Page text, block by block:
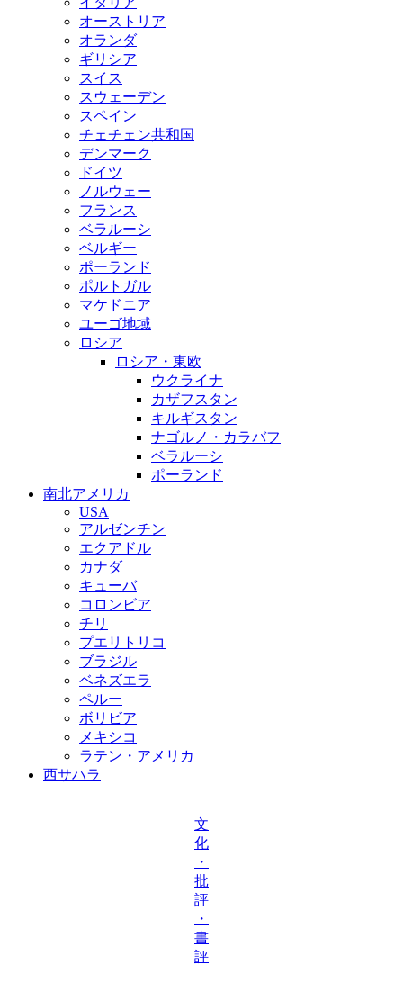
オーストリア
オランダ
ギリシア
スイス
スウェーデン
スペイン
チェチェン共和国
デンマーク
ドイツ
ノルウェー
フランス
ベラルーシ
ベルギー
ポーランド
ポルトガル
マケドニア
ユーゴ地域
ロシア
ロシア・東欧
ウクライナ
カザフスタン
キルギスタン
ナゴルノ・カラバフ
ベラルーシ
ポーランド
南北アメリカ
USA
アルゼンチン
エクアドル
カナダ
キューバ
コロンビア
チリ
プエリトリコ
ブラジル
ベネズエラ
ペルー
ボリビア
メキシコ
ラテン・アメリカ
西サハラ
文
化
・
批
評
・
書
評